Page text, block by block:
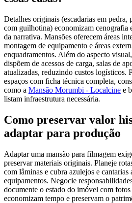
Detalhes originais (escadarias em pedra,
com guilhotina) economizam cenografia
da narrativa. Mansões oferecem áreas
montagem de equipamento e áreas
enquadramentos. Além do aspecto
dispõem de acessos de carga, salas de
atualizadas, reduzindo custos logísticos.
espaços com ficha técnica completa,
como a Mansão Morumbi - Localcine e
listam infraestrutura necessária.
Como preservar valor
adaptar para produção
Adaptar uma mansão para filmagem
preservar materiais originais. Planeje
com lâminas e cubra azulejos e cantarias
equipamentos. Negocie
documente o estado do imóvel com
economizam tempo e preservam o